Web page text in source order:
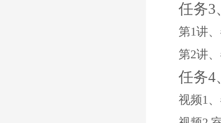
任务3
第1讲
第2讲
任务4
视频1